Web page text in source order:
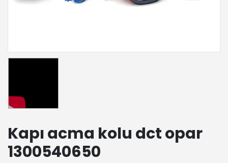
Kapı acma kolu dct opar
1300540650